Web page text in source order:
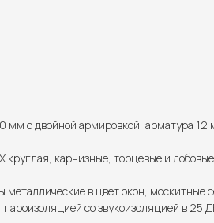
с двойной армировкой, арматура
карнизные, торцевые и
в цвет окон, москитные
со звукоизоляцией в 25